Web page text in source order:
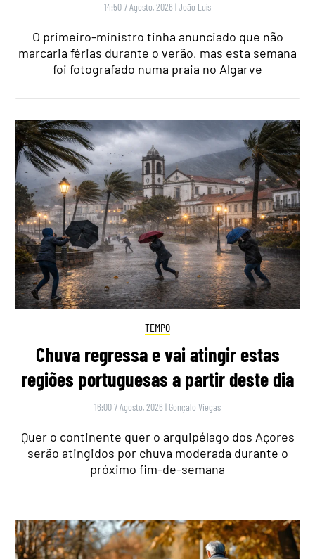
14:50 7 Agosto, 2026 |João Luís
O primeiro-ministro tinha anunciado que não
marcaria férias durante o verão, mas esta semana
foi fotografado numa praia no Algarve
TEMPO
Chuva regressa e vai atingir estas
regiões portuguesas a partir deste dia
16:00 7 Agosto, 2026 | Gonçalo Viegas
Quer o continente quer o arquipélago dos Açores
serão atingidos por chuva moderada durante o
próximo fim-de-semana